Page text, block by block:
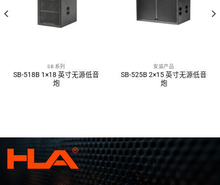
SB 系列
SB-518B 1×18 英寸无源低音
炮
安装产品
SB-525B 2×15 英寸无源低音
炮